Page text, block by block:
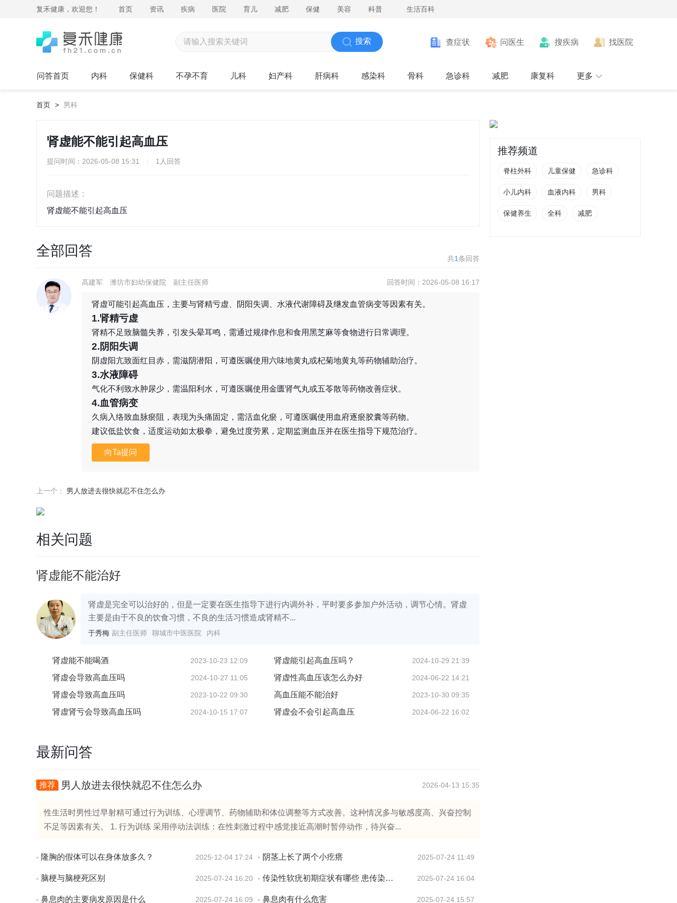
复禾健康，欢迎您！ 首页 资讯 疾病 医院 育儿 减肥 保健 美容 科普 生活百科
搜索 找医院
搜疾病
问医生
查症状
问答首页 内科 保健科 不孕不育 儿科 妇产科 肝病科 感染科 骨科 急诊科 减肥 康复科 更多
首页 > 男科
肾虚能不能引起高血压
提问时间：2026-05-08 15:31 1人回答
问题描述：
肾虚能不能引起高血压
全部回答 共1 条回答
高建军 潍坊市妇幼保健院 副主任医师 回答时间：2026-05-08 16:17
肾虚可能引起高血压，主要与肾精亏虚、阴阳失调、水液代谢障碍及继发血管病变等因素有关。
1.肾精亏虚
肾精不足致脑髓失养，引发头晕耳鸣，需通过规律作息和食用黑芝麻等食物进行日常调理。
2.阴阳失调
阴虚阳亢致面红目赤，需滋阴潜阳，可遵医嘱使用六味地黄丸或杞菊地黄丸等药物辅助治疗。
3.水液障碍
气化不利致水肿尿少，需温阳利水，可遵医嘱使用金匮肾气丸或五苓散等药物改善症状。
4.血管病变
久病入络致血脉瘀阻，表现为头痛固定，需活血化瘀，可遵医嘱使用血府逐瘀胶囊等药物。
建议低盐饮食，适度运动如太极拳，避免过度劳累，定期监测血压并在医生指导下规范治疗。
向Ta提问
上一个： 男人放进去很快就忍不住怎么办
相关问题
肾虚能不能治好
肾虚是完全可以治好的，但是一定要在医生指导下进行内调外补，平时要多参加户外活动，调节心情。肾虚
主要是由于不良的饮食习惯，不良的生活习惯造成肾精不...
于秀梅 副主任医师 聊城市中医医院 内科
肾虚能不能喝酒 2023-10-23 12:09 肾虚能引起高血压吗？ 2024-10-29 21:39
肾虚会导致高血压吗 2024-10-27 11:05 肾虚性高血压该怎么办好 2024-06-22 14:21
肾虚会导致高血压吗 2023-10-22 09:30 高血压能不能治好 2023-10-30 09:35
肾虚肾亏会导致高血压吗 2024-10-15 17:07 肾虚会不会引起高血压 2024-06-22 16:02
最新问答
推荐 男人放进去很快就忍不住怎么办 2026-04-13 15:35
性生活时男性过早射精可通过行为训练、心理调节、药物辅助和体位调整等方式改善。这种情况多与敏感度高、兴奋控制
不足等因素有关。 1. 行为训练 采用停动法训练：在性刺激过程中感觉接近高潮时暂停动作，待兴奋...
隆胸的假体可以在身体放多久？ 2025-12-04 17:24 阴茎上长了两个小疙瘩 2025-07-24 11:49
脑梗与脑梗死区别 2025-07-24 16:20 传染性软疣初期症状有哪些 患传染性软疣会有疼痛感吗 2025-07-24 16:04
鼻息肉的主要病发原因是什么 2025-07-24 16:09 鼻息肉有什么危害 2025-07-24 15:57
推荐频道
脊柱外科 儿童保健 急诊科
小儿内科 血液内科 男科
保健养生 全科 减肥